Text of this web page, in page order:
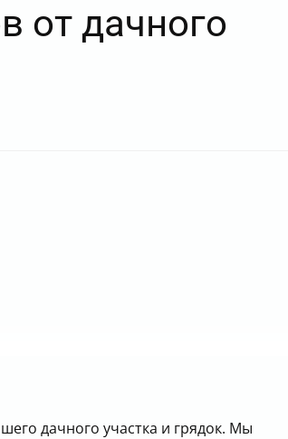
от дачного
дачного участка и грядок. Мы